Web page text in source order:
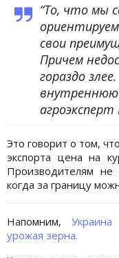
“То, что мы
свои
Причем
гораздо
внутреннюю
Это говорит о том,
экспорта цена на
Производителям
когда за границу
Напомним,
урожая зерна.